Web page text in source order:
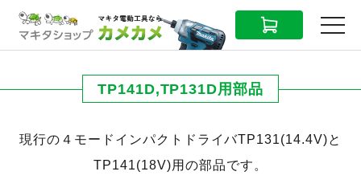
CART MENU
TP141D,TP131D用部品
現行の４モードインパクトドライバTP131(14.4V)と
TP141(18V)用の部品です。